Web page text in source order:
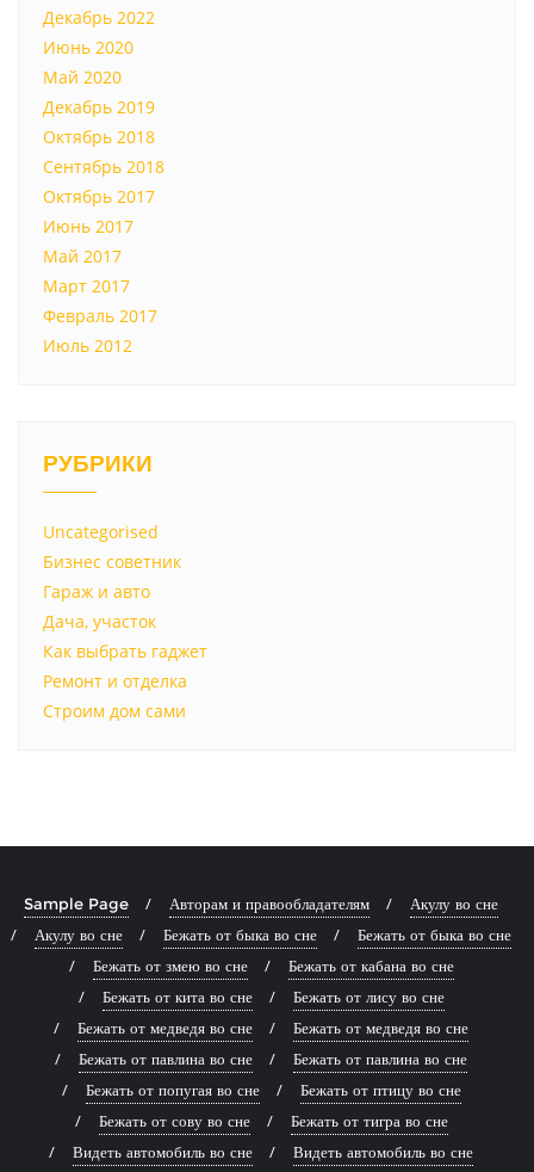
Декабрь 2022
Июнь 2020
Май 2020
Декабрь 2019
Октябрь 2018
Сентябрь 2018
Октябрь 2017
Июнь 2017
Май 2017
Март 2017
Февраль 2017
Июль 2012
РУБРИКИ
Uncategorised
Бизнес советник
Гараж и авто
Дача, участок
Как выбрать гаджет
Ремонт и отделка
Строим дом сами
Sample Page Авторам и правообладателям
Акулу во сне
Акулу во сне
Бежать от быка во сне
Бежать от быка во сне
Бежать от змею во сне
Бежать от кабана во сне
Бежать от кита во сне
Бежать от лису во сне
Бежать от медведя во сне
Бежать от медведя во сне
Бежать от павлина во сне
Бежать от павлина во сне
Бежать от попугая во сне
Бежать от птицу во сне
Бежать от сову во сне
Бежать от тигра во сне
Видеть автомобиль во сне
Видеть автомобиль во сне